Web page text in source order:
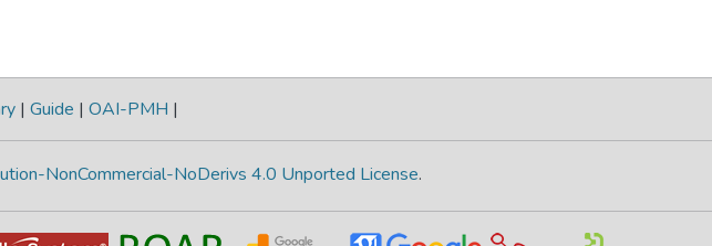
| Guide | OAI-PMH |
NonCommercial-NoDerivs 4.0 Unported License.